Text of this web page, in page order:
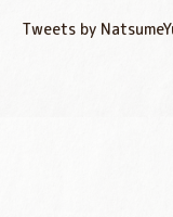
Tweets by